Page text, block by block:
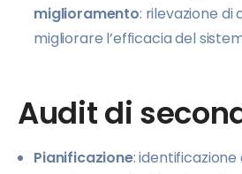
miglioramento: rilevazione
migliorare l’efficacia del
Audit di
Pianificazione: